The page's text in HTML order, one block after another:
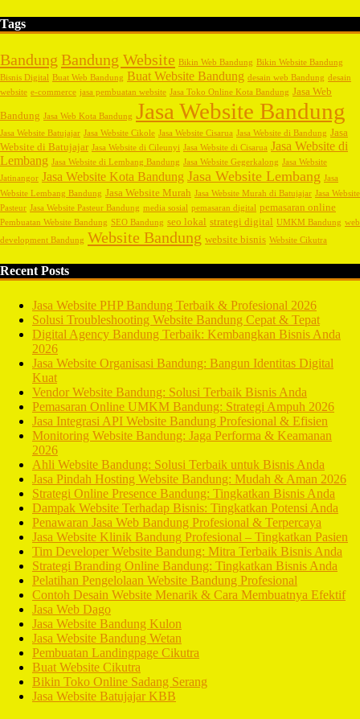
Tags
Bandung Bandung Website Bikin Web Bandung Bikin Website Bandung
Bisnis Digital Buat Web Bandung Buat Website Bandung desain web Bandung desain
website e-commerce jasa pembuatan website Jasa Toko Online Kota Bandung Jasa Web
Bandung Jasa Web Kota Bandung Jasa Website Bandung
Jasa Website Batujajar Jasa Website Cikole Jasa Website Cisarua Jasa Website di Bandung Jasa
Website di Batujajar Jasa Website di Cileunyi Jasa Website di Cisarua Jasa Website di
Lembang Jasa Website di Lembang Bandung Jasa Website Gegerkalong Jasa Website
Jatinangor Jasa Website Kota Bandung Jasa Website Lembang Jasa
Website Lembang Bandung Jasa Website Murah Jasa Website Murah di Batujajar Jasa Website
Pasteur Jasa Website Pasteur Bandung media sosial pemasaran digital pemasaran online
Pembuatan Website Bandung SEO Bandung seo lokal strategi digital UMKM Bandung web
development Bandung Website Bandung website bisnis Website Cikutra
Recent Posts
Jasa Website PHP Bandung Terbaik & Profesional 2026
Solusi Troubleshooting Website Bandung Cepat & Tepat
Digital Agency Bandung Terbaik: Kembangkan Bisnis Anda
2026
Jasa Website Organisasi Bandung: Bangun Identitas Digital
Kuat
Vendor Website Bandung: Solusi Terbaik Bisnis Anda
Pemasaran Online UMKM Bandung: Strategi Ampuh 2026
Jasa Integrasi API Website Bandung Profesional & Efisien
Monitoring Website Bandung: Jaga Performa & Keamanan
2026
Ahli Website Bandung: Solusi Terbaik untuk Bisnis Anda
Jasa Pindah Hosting Website Bandung: Mudah & Aman 2026
Strategi Online Presence Bandung: Tingkatkan Bisnis Anda
Dampak Website Terhadap Bisnis: Tingkatkan Potensi Anda
Penawaran Jasa Web Bandung Profesional & Terpercaya
Jasa Website Klinik Bandung Profesional – Tingkatkan Pasien
Tim Developer Website Bandung: Mitra Terbaik Bisnis Anda
Strategi Branding Online Bandung: Tingkatkan Bisnis Anda
Pelatihan Pengelolaan Website Bandung Profesional
Contoh Desain Website Menarik & Cara Membuatnya Efektif
Jasa Web Dago
Jasa Website Bandung Kulon
Jasa Website Bandung Wetan
Pembuatan Landingpage Cikutra
Buat Website Cikutra
Bikin Toko Online Sadang Serang
Jasa Website Batujajar KBB